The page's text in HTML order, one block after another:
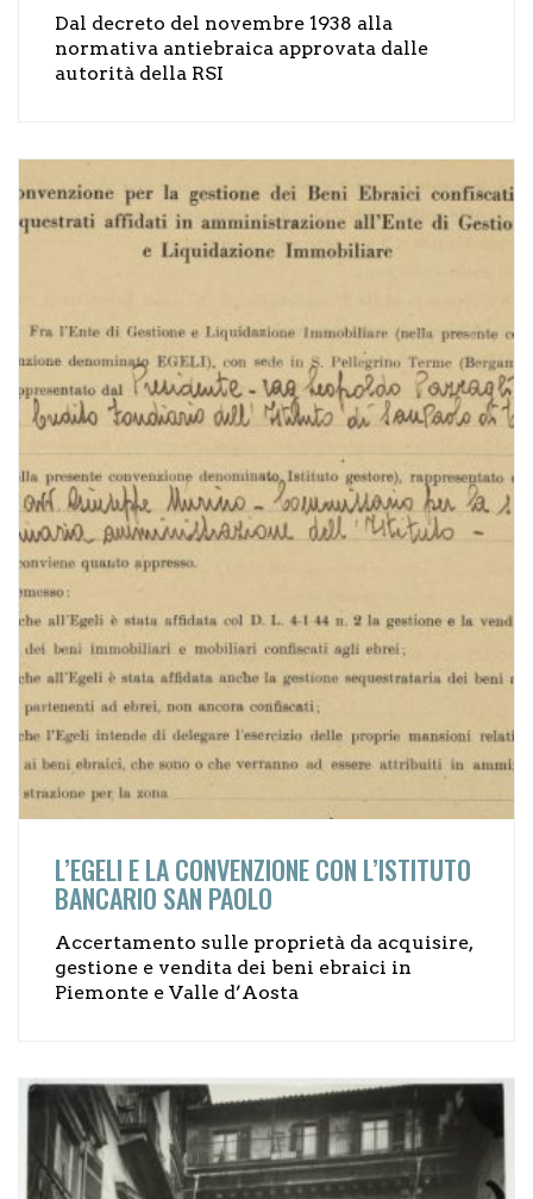
Dal decreto del novembre 1938 alla
normativa antiebraica approvata dalle
autorità della RSI
L’EGELI E LA CONVENZIONE CON L’ISTITUTO
BANCARIO SAN PAOLO
Accertamento sulle proprietà da acquisire,
gestione e vendita dei beni ebraici in
Piemonte e Valle d’Aosta